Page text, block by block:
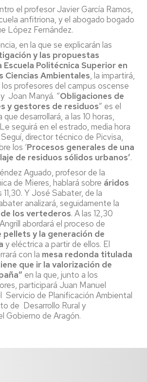
el profesor Javier García Ramos,
anfitriona, y el abogado bogado
López Fernández.
en la que se explicarán las
y las propuestas
Politécnica Superior en
Ciencias Ambientales, la impartirá,
profesores del campus oscense
Joan Manyá. “Obligaciones de
y gestores de residuos” es el
desarrollará, a las 10 horas,
seguirá en el estrado, media hora
director técnico de Picvisa,
los ‘Procesos generales de una
de residuos sólidos urbanos’.
Aguado, profesor de la
de Mieres, hablará sobre áridos
11,30. Y José Sabater, de la
analizará, seguidamente la
los vertederos. A las 12,30
abordará el proceso de
y la generación de
y eléctrica a partir de ellos. El
con la mesa redonda titulada
que ir la valorización de
en la que, junto a los
participará Juan Manuel
Servicio de Planificación Ambiental
de Desarrollo Rural y
Gobierno de Aragón.